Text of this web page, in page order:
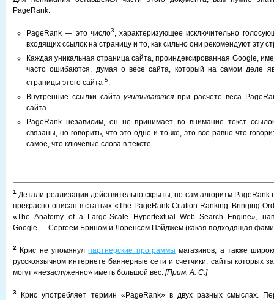
PageRank.
PageRank — это число3, характеризующее исключительно
входящих ссылок на страницу и то, как сильно они рекомендуют эту
Каждая уникальная страница сайта, проиндексированная Google,
часто ошибаются, думая о весе сайта, который на самом деле
страницы этого сайта 5.
Внутренние ссылки сайтаучитываются при расчете веса
сайта.
PageRank независим, он не принимает во внимание текст
связаны, но говорить, что это одно и то же, это все равно что
самое, что ключевые слова в тексте.
1 Детали реализации действительно скрыты, но сам алгоритм PageRank
прекрасно описан в статьях «The PageRank Citation Ranking: Bringing
«The Anatomy of a Large-Scale Hypertextual Web Search Engine»,
Google — Сергеем Брином и Лоренсом Пэйджем (какая подходящая
2 Крис не упомянулпартнерские программы магазинов, а также
русскоязычном интернете баннерные сети и счетчики, сайты которых
могут «незаслуженно» иметь большой вес. [Прим. А. С.]
3
Крис употребляет термин «PageRank» в двух разных смыслах.